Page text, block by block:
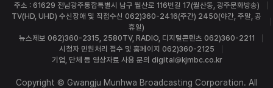
주소 : 61629 전남광주통합특별시 남구 월산로 116번길 17(월산동, 광주문화방송)
TV(HD, UHD) 수신장애 및 직접수신 062)360-2416(주간) 2450(야간, 주말, 공
휴일)
뉴스제보 062)360-2315, 2580TV, RADIO, 디지털콘텐츠 062)360-2211
시청자 민원처리 접수 및 홈페이지 062)360-2125
기업, 단체 등 영상자료 사용 문의 digital@kjmbc.co.kr
Copyright © Gwangju Munhwa Broadcasting Corporation. All